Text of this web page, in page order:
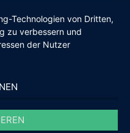
Technologien von Dritten,
zu verbessern und
der Nutzer